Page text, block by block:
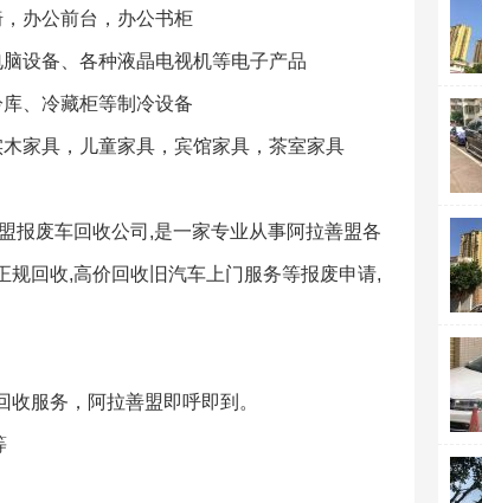
办公前台，办公书柜
设备、各种液晶电视机等电子产品
、冷藏柜等制冷设备
家具，儿童家具，宾馆家具，茶室家具
报废车回收公司,是一家专业从事阿拉善盟各
回收,高价回收旧汽车上门服务等报废申请,
服务，阿拉善盟即呼即到。